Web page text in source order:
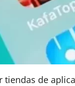
tiendas de